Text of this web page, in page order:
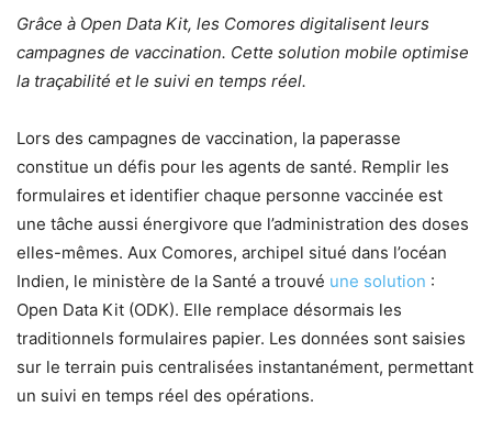
Grâce à Open Data Kit, les Comores digitalisent leurs
campagnes de vaccination. Cette solution mobile optimise
la traçabilité et le suivi en temps réel.
Lors des campagnes de vaccination, la paperasse
constitue un défis pour les agents de santé. Remplir les
formulaires et identifier chaque personne vaccinée est
une tâche aussi énergivore que l’administration des doses
elles-mêmes. Aux Comores, archipel situé dans l’océan
Indien, le ministère de la Santé a trouvé une solution :
Open Data Kit (ODK). Elle remplace désormais les
traditionnels formulaires papier. Les données sont saisies
sur le terrain puis centralisées instantanément, permettant
un suivi en temps réel des opérations.